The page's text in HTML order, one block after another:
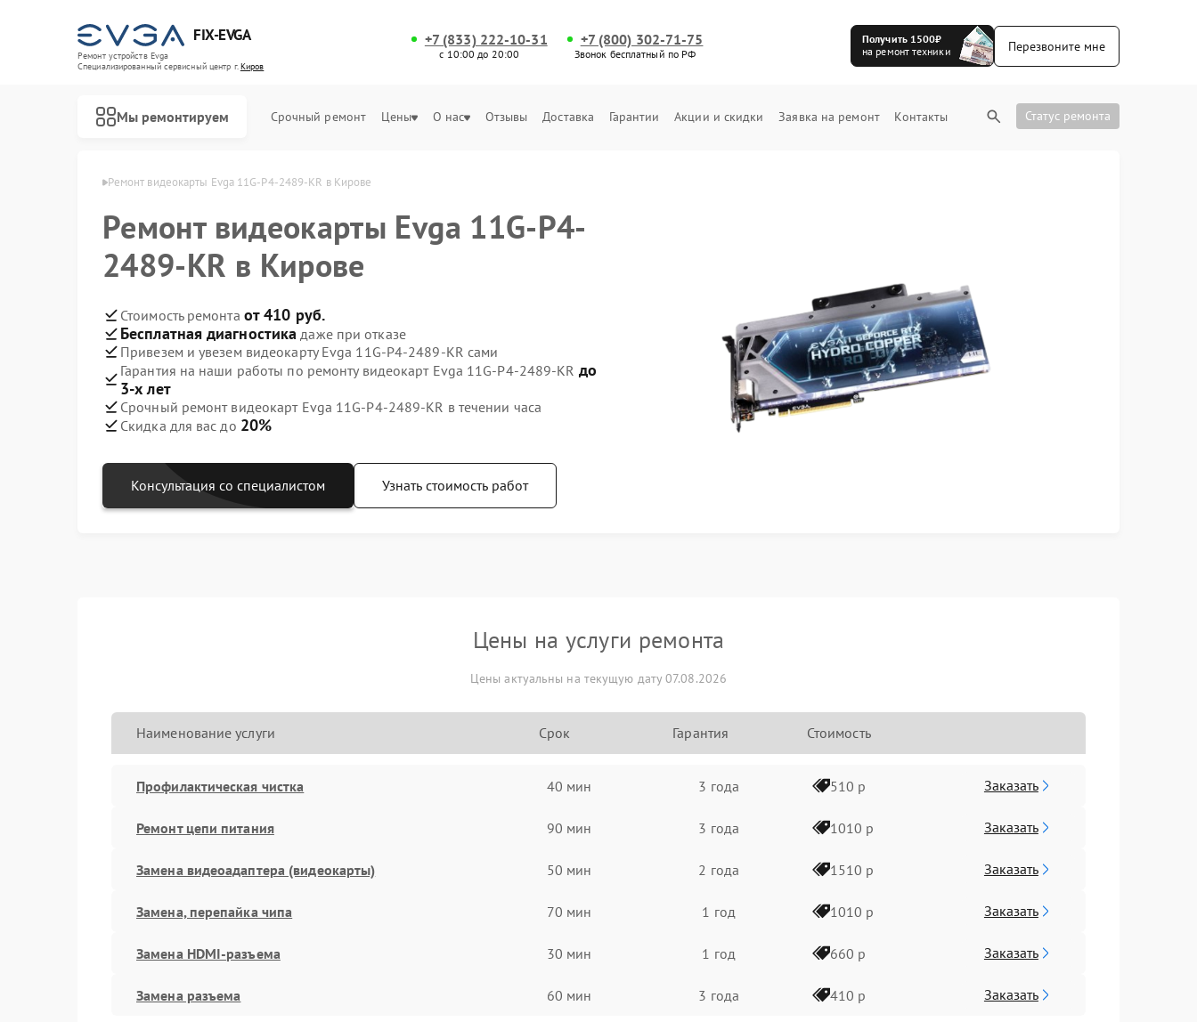
FIX-EVGA
Ремонт устройств Evga
Специализированный cервисный центр г.Киров
+7 (833) 222-10-31
с 10:00 до 20:00
+7 (800) 302-71-75
Звонок бесплатный по РФ
Получить 1500₽
на ремонт техники
Перезвоните мне
Мы ремонтируем Срочный ремонт Цены О нас Отзывы Доставка Гарантии Акции и скидки Заявка на ремонт Контакты Статус ремонта
Ремонт видеокарты Evga 11G-P4-2489-KR в Кирове
Ремонт видеокарты Evga 11G-P4-
2489-KR в Кирове
Стоимость ремонта от 410 руб.
Бесплатная диагностика даже при отказе
Привезем и увезем видеокарту Evga 11G-P4-2489-KR сами
Гарантия на наши работы по ремонту видеокарт Evga 11G-P4-2489-KR до
3-х лет
Срочный ремонт видеокарт Evga 11G-P4-2489-KR в течении часа
Скидка для вас до 20%
Консультация со специалистом Узнать стоимость работ
Цены на услуги ремонта
Цены актуальны на текущую дату 07.08.2026
Наименование услуги Срок Гарантия Стоимость
Профилактическая чистка 40 мин 3 года 510 р Заказать
Ремонт цепи питания 90 мин 3 года 1010 р Заказать
Замена видеоадаптера (видеокарты) 50 мин 2 года 1510 р Заказать
Замена, перепайка чипа 70 мин 1 год 1010 р Заказать
Замена HDMI-разъема 30 мин 1 год 660 р Заказать
Замена разъема 60 мин 3 года 410 р Заказать